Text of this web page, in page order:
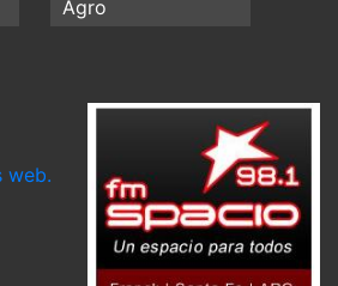
Agro